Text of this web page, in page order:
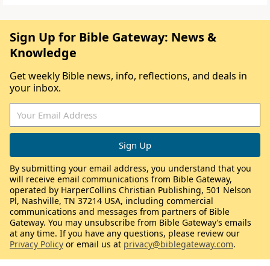
Sign Up for Bible Gateway: News &
Knowledge
Get weekly Bible news, info, reflections, and deals in
your inbox.
By submitting your email address, you understand that you
will receive email communications from Bible Gateway,
operated by HarperCollins Christian Publishing, 501 Nelson
Pl, Nashville, TN 37214 USA, including commercial
communications and messages from partners of Bible
Gateway. You may unsubscribe from Bible Gateway’s emails
at any time. If you have any questions, please review our
Privacy Policy or email us at privacy@biblegateway.com.